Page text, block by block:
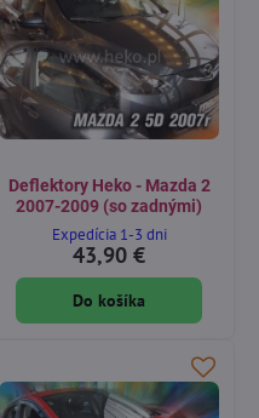
Deflektory Heko - Mazda 2
2007-2009 (so zadnými)
Expedícia 1-3 dni
43,90 €
Do košíka